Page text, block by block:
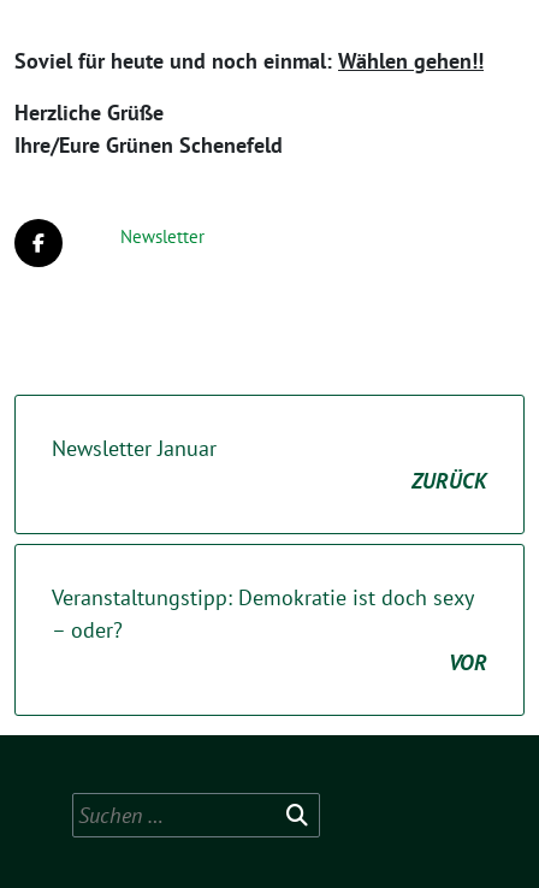
Soviel für heute und noch einmal: Wählen gehen!!
Herzliche Grüße
Ihre/Eure Grünen Schenefeld
Newsletter
Newsletter Januar
ZURÜCK
Veranstaltungstipp: Demokratie ist doch sexy
– oder?
VOR
Suchen
nach: